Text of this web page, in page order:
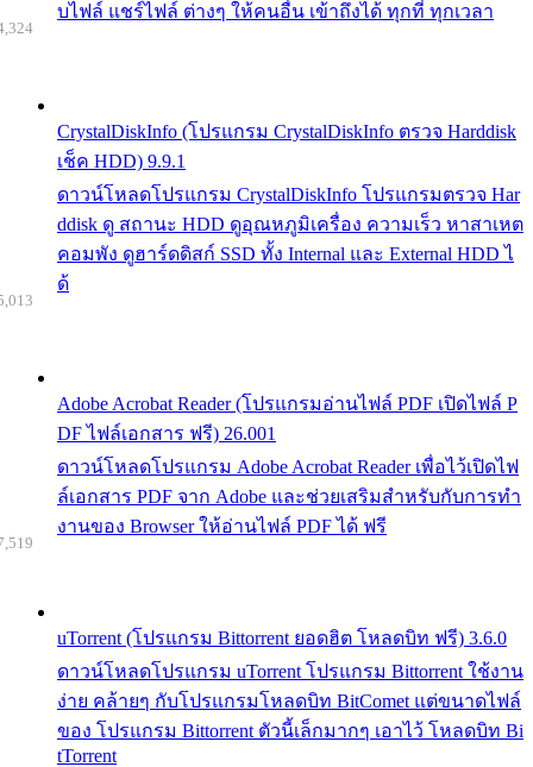
บไฟล์ แชร์ไฟล์ ต่างๆ ให้คนอื่น เข้าถึงได้ ทุกที่ ทุกเวลา
CrystalDiskInfo (โปรแกรม CrystalDiskInfo ตรวจ Harddisk
เช็ค HDD) 9.9.1
ดาวน์โหลดโปรแกรม CrystalDiskInfo โปรแกรมตรวจ Har
ddisk ดู สถานะ HDD ดูอุณหภูมิเครื่อง ความเร็ว หาสาเหต
คอมพัง ดูฮาร์ดดิสก์ SSD ทั้ง Internal และ External HDD ไ
ด้
Adobe Acrobat Reader (โปรแกรมอ่านไฟล์ PDF เปิดไฟล์ P
DF ไฟล์เอกสาร ฟรี) 26.001
ดาวน์โหลดโปรแกรม Adobe Acrobat Reader เพื่อไว้เปิดไฟ
ล์เอกสาร PDF จาก Adobe และช่วยเสริมสำหรับกับการทำ
งานของ Browser ให้อ่านไฟล์ PDF ได้ ฟรี
uTorrent (โปรแกรม Bittorrent ยอดฮิต โหลดบิท ฟรี) 3.6.0
ดาวน์โหลดโปรแกรม uTorrent โปรแกรม Bittorrent ใช้งาน
ง่าย คล้ายๆ กับโปรแกรมโหลดบิท BitComet แต่ขนาดไฟล์
ของ โปรแกรม Bittorrent ตัวนี้เล็กมากๆ เอาไว้ โหลดบิท Bi
tTorrent